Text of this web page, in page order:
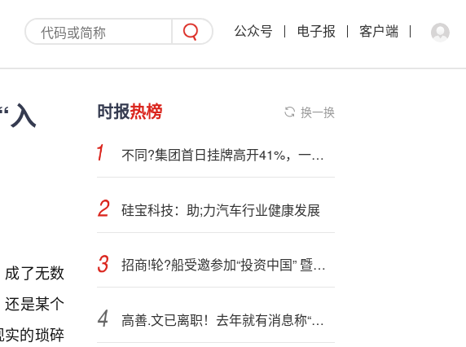
公众号 电子报 客户端
入
了无数
是某个
实的琐碎
时报热榜 换一换
不同?集团首日挂牌高开41%，一手赚超2900港元
硅宝科技：助;力汽车行业健康发展
招商!轮?船受邀参加“投资中国” 暨上市公司 “走进香港”活动
高善.文已离职！去年就有消息称“高善文被国投证券开除”